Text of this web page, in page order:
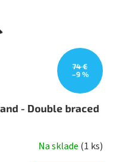
74 €
–9 %
- Double braced
Na sklade (1 ks)